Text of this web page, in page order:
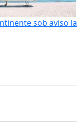
sob aviso